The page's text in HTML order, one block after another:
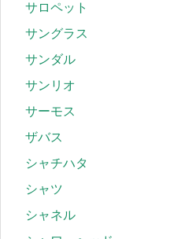
サロペット
サングラス
サンダル
サンリオ
サーモス
ザバス
シャチハタ
シャツ
シャネル